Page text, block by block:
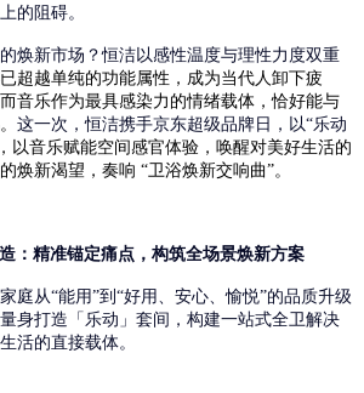
的阻碍。
的焕新市场？恒洁以感性温度与理性力度双重
超越单纯的功能属性，成为当代人卸下疲
而音乐作为最具感染力的情绪载体，恰好能与
这一次，恒洁携手京东超级品牌日，以“乐动
以音乐赋能空间感官体验 ，唤醒对美好生活的
焕新渴望，奏响 “卫浴焕新交响曲”。
：精准锚定痛点，构筑全场景焕新方案
庭从“能用”到“好用、安心、愉悦”的品质升级
身打造「乐动」套间 ， 构建一站式全卫解决
活的直接载体。